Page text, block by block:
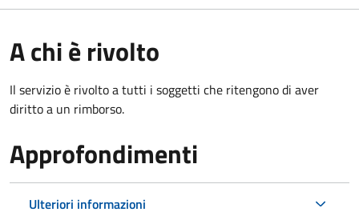
A chi è rivolto
Il servizio è rivolto a tutti i soggetti che ritengono di aver
diritto a un rimborso.
Approfondimenti
Ulteriori informazioni